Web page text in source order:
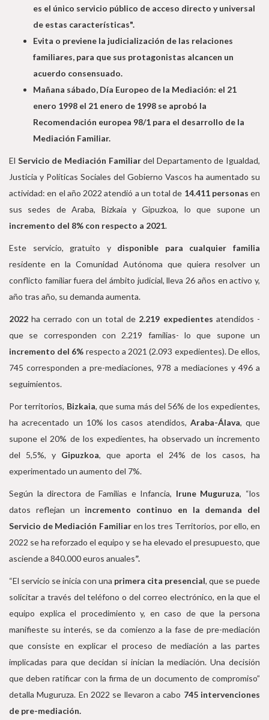
es el único servicio público de acceso directo y universal
de estas características".
Evita o previene la judicialización de las relaciones
familiares, para que sus protagonistas alcancen un
acuerdo consensuado.
Mañana sábado, Día Europeo de la Mediación: el 21
enero 1998 el 21 enero de 1998 se aprobó la
Recomendación europea 98/1 para el desarrollo de la
Mediación Familiar.
El Servicio de Mediación Familiardel Departamento de Igualdad,
Justicia y Políticas Sociales del Gobierno Vascos ha aumentado su
actividad: en el año 2022 atendió a un total de 14.411 personas en
sus sedes de Araba, Bizkaia y Gipuzkoa, lo que supone un
incremento del 8% con respecto a 2021.
Este servicio, gratuito y disponible para cualquier familia
residente en la Comunidad Autónoma que quiera resolver un
conflicto familiar fuera del ámbito judicial, lleva 26 años en activo y,
año tras año, su demanda aumenta.
2022 ha cerrado con un total de 2.219 expedientes atendidos -
que se corresponden con 2.219 familias- lo que supone un
incremento del 6% respecto a 2021 (2.093 expedientes). De ellos,
745 corresponden a pre-mediaciones, 978 a mediaciones y 496 a
seguimientos.
Por territorios, Bizkaia, que suma más del 56% de los expedientes,
ha acrecentado un 10% los casos atendidos, Araba-Álava, que
supone el 20% de los expedientes, ha observado un incremento
del 5,5%, y Gipuzkoa, que aporta el 24% de los casos, ha
experimentado un aumento del 7%.
Según la directora de Familias e Infancia, Irune Muguruza, “los
datos reflejan un incremento continuo en la demanda del
Servicio de Mediación Familiaren los tres Territorios, por ello, en
2022 se ha reforzado el equipo y se ha elevado el presupuesto, que
asciende a 840.000 euros anuales”.
“El servicio se inicia con una primera cita presencial, que se puede
solicitar a través del teléfono o del correo electrónico, en la que el
equipo explica el procedimiento y, en caso de que la persona
manifieste su interés, se da comienzo a la fase de pre-mediación
que consiste en explicar el proceso de mediación a las partes
implicadas para que decidan si inician la mediación. Una decisión
que deben ratificar con la firma de un documento de compromiso”
detalla Muguruza. En 2022 se llevaron a cabo 745 intervenciones
de pre-mediación.